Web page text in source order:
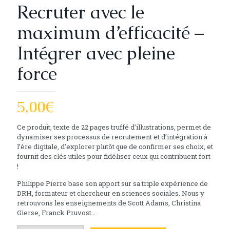
Recruter avec le
maximum d’efficacité –
Intégrer avec pleine
force
5,00€
Ce produit, texte de 22 pages truffé d’illustrations, permet de
dynamiser ses processus de recrutement et d’intégration à
l’ère digitale, d’explorer plutôt que de confirmer ses choix, et
fournit des clés utiles pour fidéliser ceux qui contribuent fort
!
Philippe Pierre base son apport sur sa triple expérience de
DRH, formateur et chercheur en sciences sociales. Nous y
retrouvons les enseignements de Scott Adams, Christina
Gierse, Franck Pruvost…